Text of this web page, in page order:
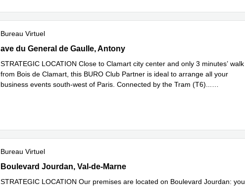
Bureau Virtuel
86 ave du General de Gaulle, Antony
ave du General de Gaulle, Antony
STRATEGIC LOCATION Close to Clamart city center and only 3 minutes’ walk
from Bois de Clamart, this BURO Club Partner is ideal to arrange all your
business events south-west of Paris. Connected by the Tram (T6)
Bureau Virtuel
17 Boulevard Jourdan, Val-de-Marne
Boulevard Jourdan, Val-de-Marne
STRATEGIC LOCATION Our premises are located on Boulevard Jourdan: you